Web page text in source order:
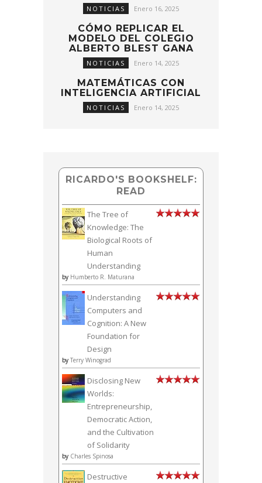
NOTICIAS Enero 16, 2025
CÓMO REPLICAR EL
MODELO DEL COLEGIO
ALBERTO BLEST GANA
NOTICIAS Enero 14, 2025
MATEMÁTICAS CON
INTELIGENCIA ARTIFICIAL
NOTICIAS Enero 14, 2025
RICARDO'S BOOKSHELF:
READ
The Tree of
Knowledge: The
Biological Roots of
Human
Understanding
by Humberto R. Maturana
Understanding
Computers and
Cognition: A New
Foundation for
Design
by Terry Winograd
Disclosing New
Worlds:
Entrepreneurship,
Democratic Action,
and the Cultivation
of Solidarity
by Charles Spinosa
Destructive